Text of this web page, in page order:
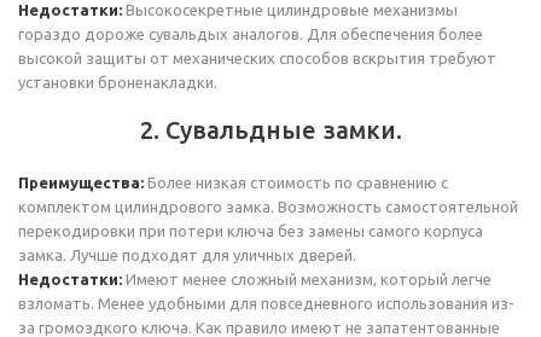
Недостатки: Высокосекретные цилиндровые механизмы
гораздо дороже сувальдых аналогов. Для обеспечения более
высокой защиты от механических способов вскрытия требуют
установки броненакладки.
2. Сувальдные замки.
Преимущества: Более низкая стоимость по сравнению с
комплектом цилиндрового замка. Возможность самостоятельной
перекодировки при потери ключа без замены самого корпуса
замка. Лучше подходят для уличных дверей.
Недостатки: Имеют менее сложный механизм, который легче
взломать. Менее удобными для повседневного использования из-
за громоздкого ключа. Как правило имеют не запатентованные